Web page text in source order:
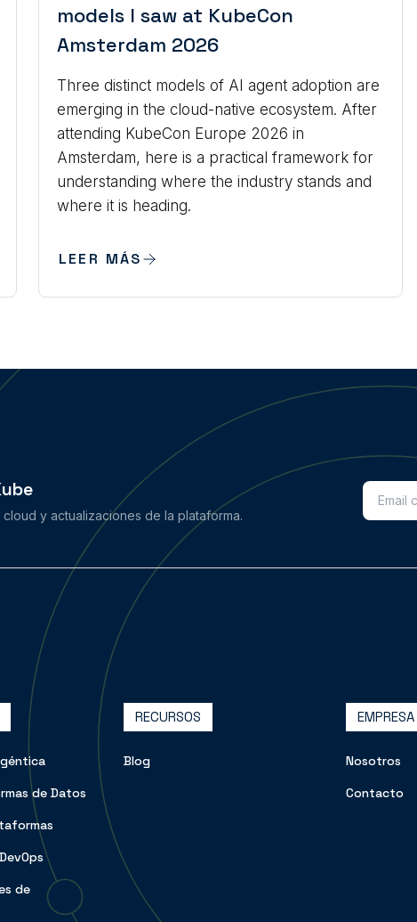
models I saw at KubeCon
Amsterdam 2026
Three distinct models of AI agent adoption are
emerging in the cloud-native ecosystem. After
attending KubeCon Europe 2026 in
Amsterdam, here is a practical framework for
understanding where the industry stands and
where it is heading.
LEER MÁS
y actualizaciones de la plataforma.
de Datos
de
RECURSOS
Blog
EMPRESA
Nosotros
Contacto